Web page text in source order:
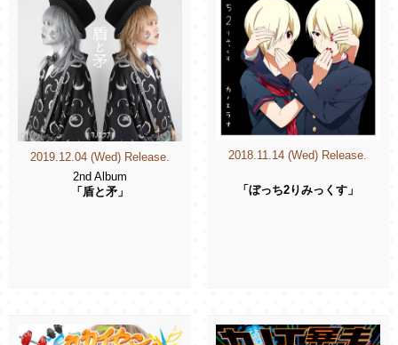
2019.12.04 (Wed) Release.
2nd Album
「盾と矛」
2018.11.14 (Wed) Release.
「ぼっち2りみっくす」